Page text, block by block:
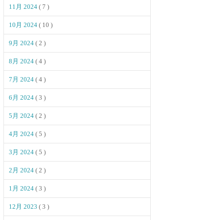
11月 2024 ( 7 )
10月 2024 ( 10 )
9月 2024 ( 2 )
8月 2024 ( 4 )
7月 2024 ( 4 )
6月 2024 ( 3 )
5月 2024 ( 2 )
4月 2024 ( 5 )
3月 2024 ( 5 )
2月 2024 ( 2 )
1月 2024 ( 3 )
12月 2023 ( 3 )